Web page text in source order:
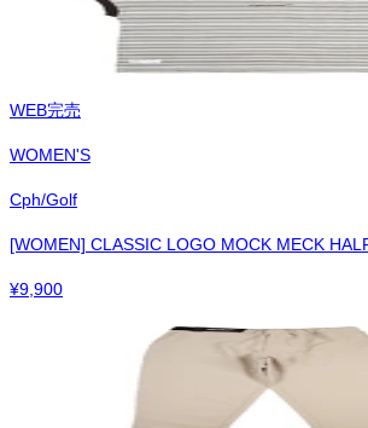
WEB完売
WOMEN'S
Cph/Golf
[WOMEN] CLASSIC LOGO MOCK MECK
¥9,900